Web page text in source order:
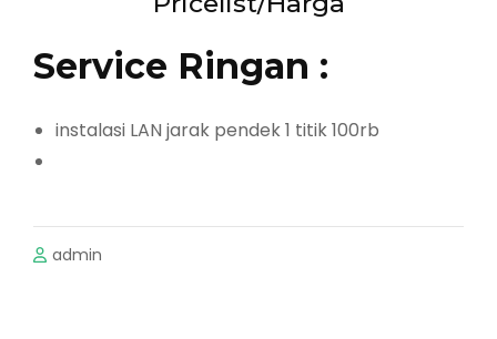
Service Ringan :
instalasi LAN jarak pendek 1 titik 100rb
admin